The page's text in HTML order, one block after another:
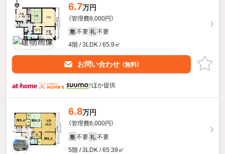
6.7万円
（管理費8,000円）
敷 不要 礼 不要
4階 / 3LDK / 65.9㎡
お問い合わせ （無料）
ほか提供
6.8万円
（管理費8,000円）
敷 不要 礼 不要
5階 / 3LDK / 65.39㎡